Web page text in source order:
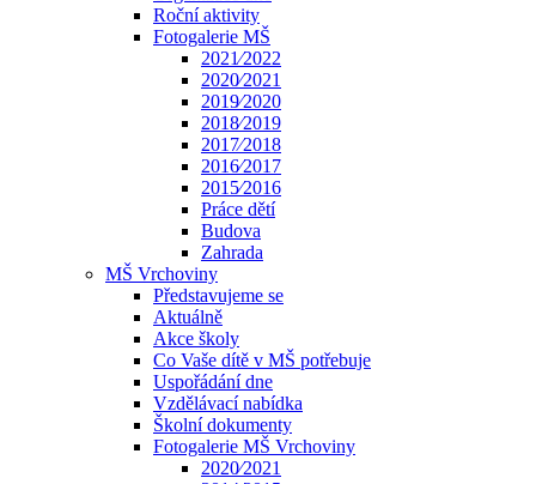
Roční aktivity
Fotogalerie MŠ
2021⁄2022
2020⁄2021
2019⁄2020
2018⁄2019
2017⁄2018
2016⁄2017
2015⁄2016
Práce dětí
Budova
Zahrada
MŠ Vrchoviny
Představujeme se
Aktuálně
Akce školy
Co Vaše dítě v MŠ potřebuje
Uspořádání dne
Vzdělávací nabídka
Školní dokumenty
Fotogalerie MŠ Vrchoviny
2020⁄2021